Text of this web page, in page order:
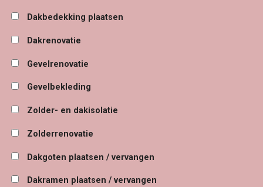
Dakbedekking plaatsen
Dakrenovatie
Gevelrenovatie
Gevelbekleding
Zolder- en dakisolatie
Zolderrenovatie
Dakgoten plaatsen / vervangen
Dakramen plaatsen / vervangen